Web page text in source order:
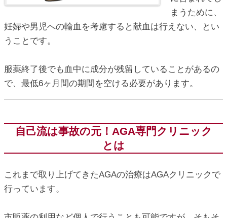
まうために、
妊婦や男児への輸血を考慮すると献血は行えない、とい
うことです。
服薬終了後でも血中に成分が残留していることがあるの
で、最低6ヶ月間の期間を空ける必要があります。
自己流は事故の元！AGA専門クリニック
とは
これまで取り上げてきたAGAの治療はAGAクリニックで
行っています。